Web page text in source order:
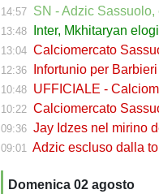
14:57 SN - Adzic Sassuolo, ci
13:48 Inter, Mkhitaryan elogia
13:04 Calciomercato
12:36 Infortunio per Barbieri con la
10:48 UFFICIALE -
10:22 Calciomercato Sassuolo,
09:36 Jay Idzes nel mirino del PSG:
09:01 Adzic escluso dalla tournée
Domenica 02 agosto